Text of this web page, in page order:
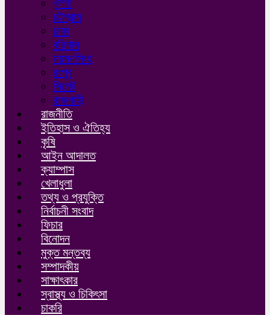
খুলনা
চট্টগ্রাম
ঢাকা
বরিশাল
ময়মনসিংহ
রংপুর
সিলেট
রাজশাহী
রাজনীতি
ইতিহাস ও ঐতিহ্য
কৃষি
আইন আদালত
ক্যাম্পাস
খেলাধুলা
তথ্য ও প্রযুক্তি
নির্বাচনী সংবাদ
ফিচার
বিনোদন
মুক্ত মন্তব্য
সম্পাদকীয়
সাক্ষাৎকার
স্বাস্থ্য ও চিকিৎসা
চাকরি